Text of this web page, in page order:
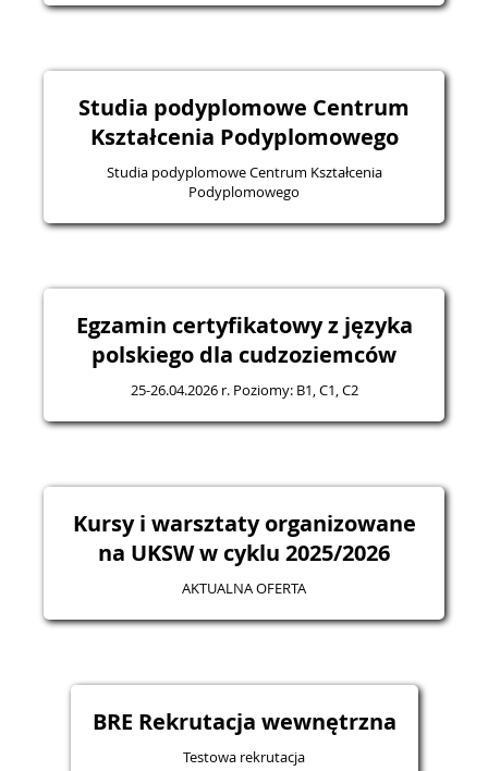
Studia podyplomowe Centrum
Kształcenia Podyplomowego
Studia podyplomowe Centrum Kształcenia
Podyplomowego
Egzamin certyfikatowy z języka
polskiego dla cudzoziemców
25-26.04.2026 r. Poziomy: B1, C1, C2
Kursy i warsztaty organizowane
na UKSW w cyklu 2025/2026
AKTUALNA OFERTA
BRE Rekrutacja wewnętrzna
Testowa rekrutacja